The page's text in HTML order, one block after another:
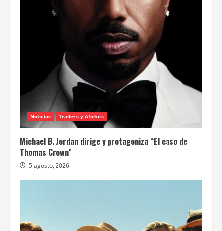
Noticias Trailers y Afiches
Michael B. Jordan dirige y protagoniza “El caso de
Thomas Crown”
5 agosto, 2026